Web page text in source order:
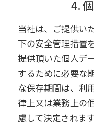
4.
当社は、ご提供い
下の安全管理措置
提供頂いた個人デ
するために必要な
な保存期間は、利
律上又は業務上の
慮して決定されます